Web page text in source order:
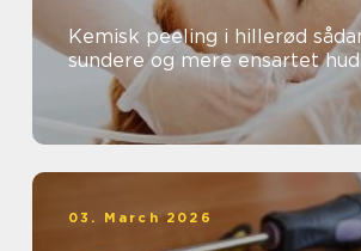
Kemisk peeling i hillerød sådan får du en
sundere og mere ensartet hud
03. March 2026